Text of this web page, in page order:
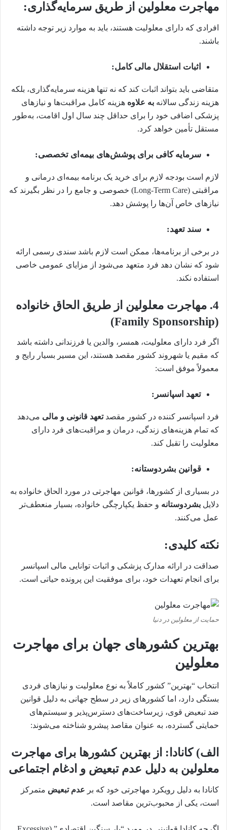
مهاجرت معلولین از طریق سرمایه‌گذاری:
افرادی که دارای معلولیت هستند، باید به موارد زیر توجه داشته
باشند.
اثبات استقلال مالی کامل:
متقاضی باید بتواند اثبات کند که نه تنها هزینه سرمایه‌گذاری، بلکه
هزینه زندگی سالانه به علاوه هزینه کامل مراقبت‌ها و نیازهای
پزشکی اضافی خود را برای حداقل چند سال اول اقامت، به‌طور
مستقل تأمین خواهد کرد.
سرمایه کافی برای پوشش‌های بیمه‌ای تخصصی:
لازم است بودجه لازم برای خرید یک برنامه بیمه‌ای درمانی و
مراقبتی (Long-Term Care) خصوصی و جامع را در نظر بگیرند که
نیازهای خاص آن‌ها را پوشش دهد.
سند تعهد:
در برخی از برنامه‌ها، ممکن است لازم باشد سندی رسمی ارائه
شود که نشان دهد فرد متعهد می‌شود از مزایای عمومی خاصی
استفاده نکند.
4. مهاجرت معلولین از طریق الحاق خانواده
(Family Sponsorship)
اگر فرد دارای معلولیت، همسر، والدین یا فرزندانی داشته باشد
که مقیم یا شهروند کشور مقصد هستند، این مسیر بسیار رایج و
معمولاً موفق است:
تعهد اسپانسر:
فرد اسپانسر کننده در کشور مقصدتعهد قانونی و مالی می‌دهد
که تمام هزینه‌های زندگی، درمان و مراقبت‌های فرد دارای
معلولیت را تقبل کند.
قوانین بشردوستانه:
در بسیاری از کشورها، قوانین مهاجرتی در مورد الحاق خانواده به
دلایل بشردوستانه و حفظ یکپارچگی خانواده، بسیار منعطف‌تر
عمل می‌کنند.
نکته کلیدی:
صداقت در ارائه مدارک پزشکی و اثبات توانایی مالی اسپانسر
برای انجام تعهدات خود، برای موفقیت این پرونده حیاتی است.
حمایت از معلولین در دنیا
بهترین کشورهای جهان برای مهاجرت
معلولین
انتخاب “بهترین” کشور کاملاً به نوع معلولیت و نیازهای فردی
بستگی دارد، اما کشورهای زیر در سطح جهانی به دلیل قوانین
ضد تبعیض قوی، زیرساخت‌های دسترس‌پذیر و سیستم‌های
حمایتی گسترده، به عنوان مقاصد پیشرو شناخته می‌شوند:
الف) کانادا: از بهترین کشورها برای مهاجرت
معلولین به دلیل عدم تبعیض و ادغام اجتماعی
کانادا به دلیل رویکرد مهاجرتی خود که بر عدم تبعیض متمرکز
است، یکی از محبوب‌ترین مقاصد است.